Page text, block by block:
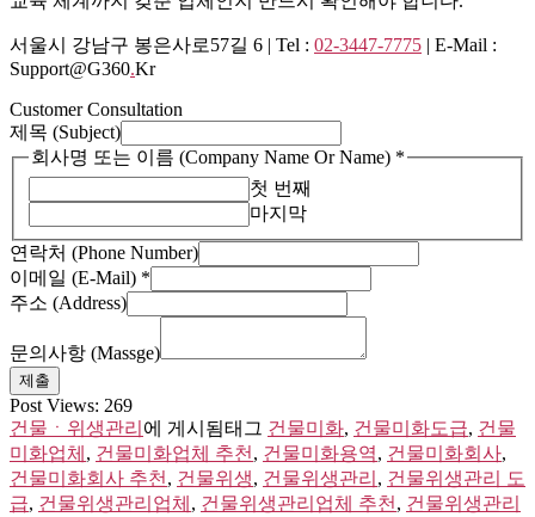
서울시 강남구 봉은사로57길 6 | Tel : 02-3447-7775 | E-Mail :
Support@g360.Kr
Customer Consultation
제목 (Subject)
회
름
(E-
Mail)
회사명 또는 이름 (Company Name Or Name) *
첫 번째
마지막
연락처 (Phone Number)
이메일 (E-Mail) *
주소 (Address)
문의사항 (Massge)
제출
Post Views: 269
건물ㆍ위생관리 에 게시됨태그 건물미화, 건물미화도급, 건물
미화업체 , 건물미화업체 추천 , 건물미화용역, 건물미화회사,
건물미화회사 추천 , 건물위생, 건물위생관리 , 건물위생관리 도
급, 건물위생관리업체 , 건물위생관리업체 추천 , 건물위생관리